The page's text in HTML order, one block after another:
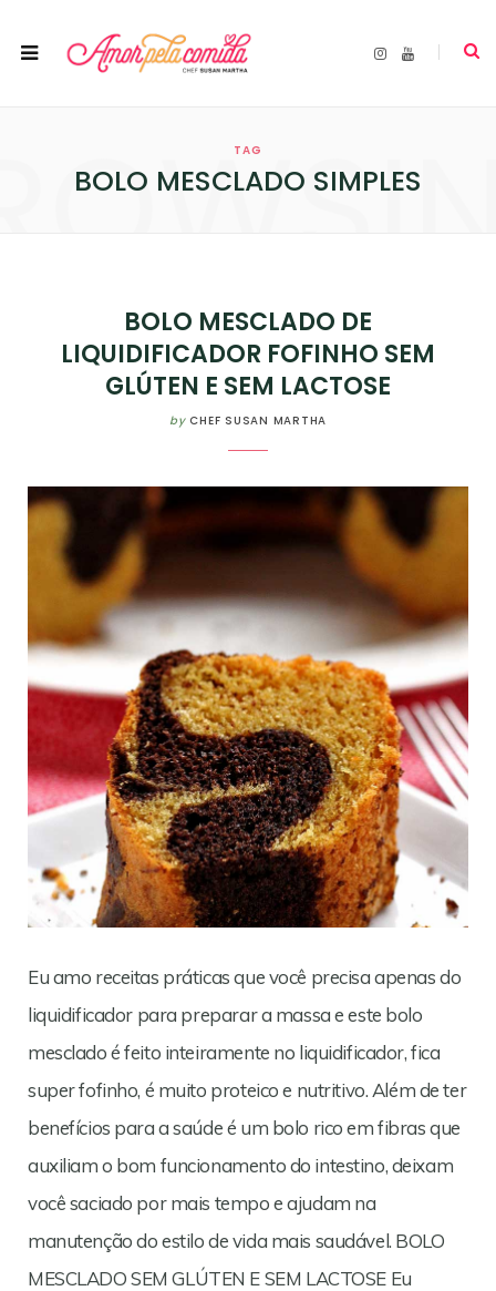
I
Y
TAG
BOLO MESCLADO SIMPLES
BOLO MESCLADO DE
LIQUIDIFICADOR FOFINHO SEM
GLÚTEN E SEM LACTOSE
by CHEF SUSAN MARTHA
Eu amo receitas práticas que você precisa apenas do
liquidificador para preparar a massa e este bolo
mesclado é feito inteiramente no liquidificador, fica
super fofinho, é muito proteico e nutritivo. Além de ter
benefícios para a saúde é um bolo rico em fibras que
auxiliam o bom funcionamento do intestino, deixam
você saciado por mais tempo e ajudam na
manutenção do estilo de vida mais saudável. BOLO
MESCLADO SEM GLÚTEN E SEM LACTOSE Eu